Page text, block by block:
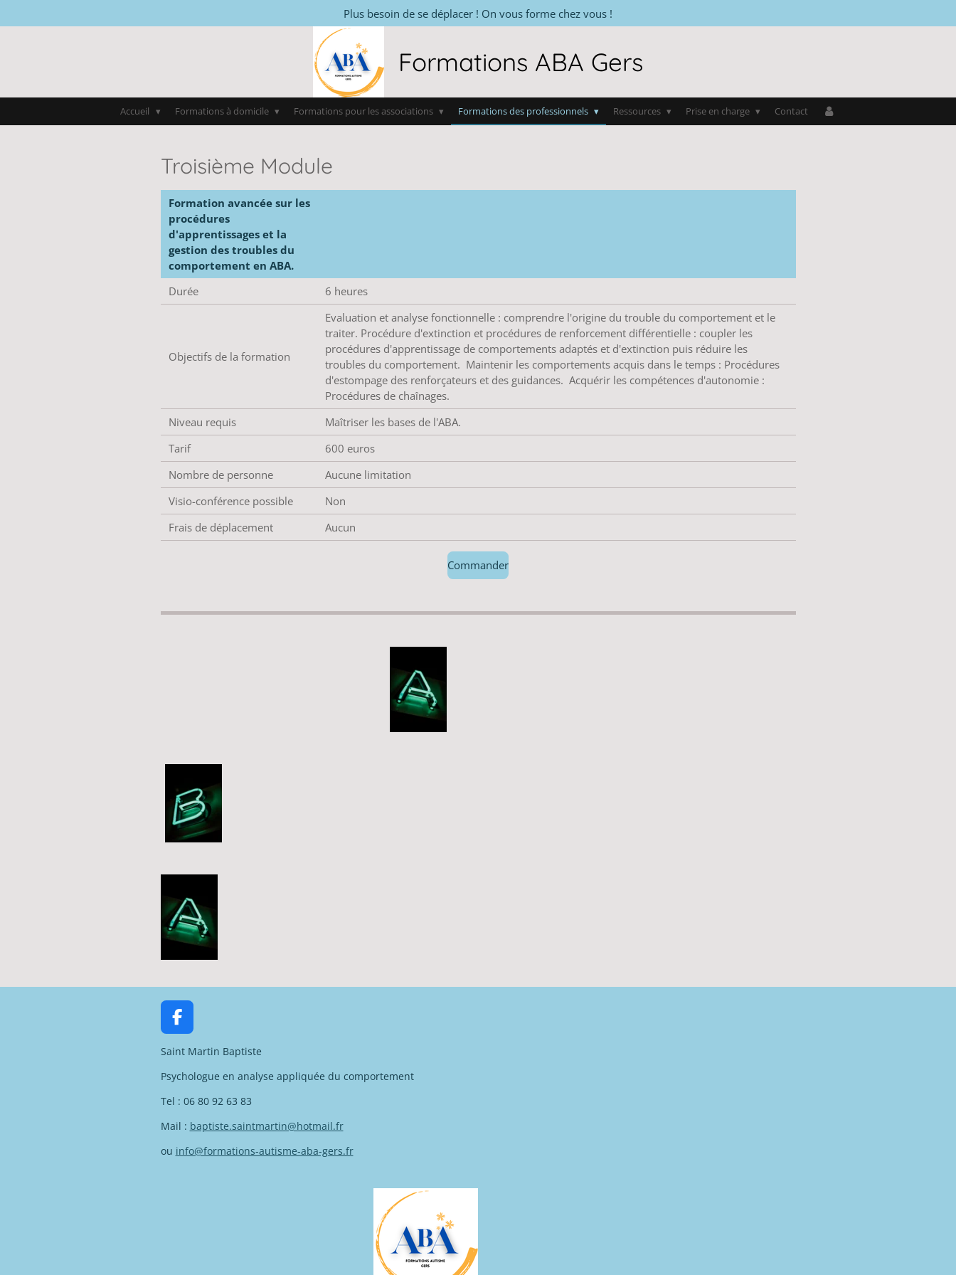
au
Plus besoin de se déplacer ! On vous forme chez vous !
Formations ABA Gers
Accueil Formations à domicile Formations pour les associations Formations des professionnels Ressources Prise en charge Contact
Troisième Module
Formation avancée sur les
procédures
d'apprentissages et la
gestion des troubles du
comportement en ABA.
Durée
6 heures
Objectifs de la formation
Evaluation et analyse fonctionnelle : comprendre l'origine du trouble du comportement et le
traiter. Procédure d'extinction et procédures de renforcement différentielle : coupler les
procédures d'apprentissage de comportements adaptés et d'extinction puis réduire les
troubles du comportement. Maintenir les comportements acquis dans le temps : Procédures
d'estompage des renforçateurs et des guidances. Acquérir les compétences d'autonomie :
Procédures de chaînages.
Niveau requis
Maîtriser les bases de l'ABA.
Tarif
600 euros
Nombre de personne
Aucune limitation
Visio-conférence possible
Non
Frais de déplacement
Aucun
Commander
F
a
c
e
b
o
k
Saint Martin Baptiste
Psychologue en analyse appliquée du comportement
Tel : 06 80 92 63 83
Mail : baptiste.saintmartin@hotmail.fr
ou info@formations-autisme-aba-gers.fr